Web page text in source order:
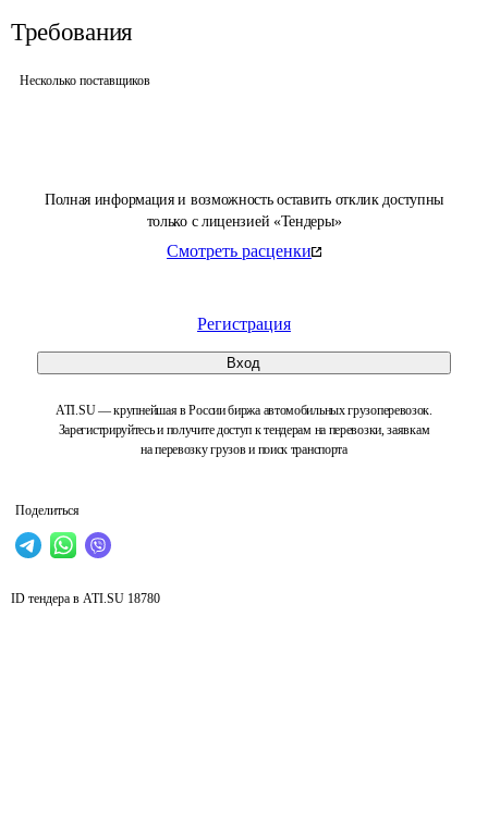
Полная информация и возможность оставить отклик доступны
только с лицензией «Тендеры»
Смотреть расценки
Регистрация
Вход
ATI.SU — крупнейшая в России биржа автомобильных грузоперевозок.
Зарегистрируйтесь и получите доступ к тендерам на перевозки, заявкам
на перевозку грузов и поиск транспорта
Поделиться
Требования
Несколько поставщиков
ID тендера в ATI.SU 18780